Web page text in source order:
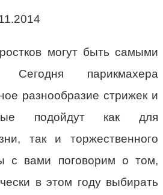
могут быть самыми
Сегодня парикмахера
разнообразие стрижек и
подойдут как для
так и торжественного
с вами поговорим о том,
в этом году выбирать